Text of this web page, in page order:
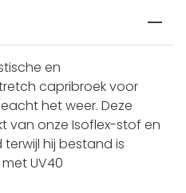
en
capribroek voor
het weer. Deze
van onze Isoflex-stof en
hij bestand is
UV40